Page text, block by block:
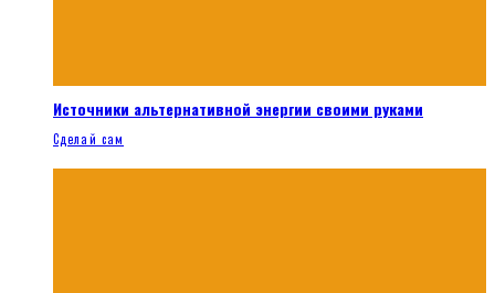
Источники альтернативной энергии своими руками
Сделай сам